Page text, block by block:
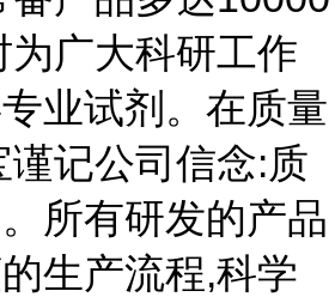
为广大科研工作
业试剂。在质量
谨记公司信念:质
所有研发的产品
生产流程,科学